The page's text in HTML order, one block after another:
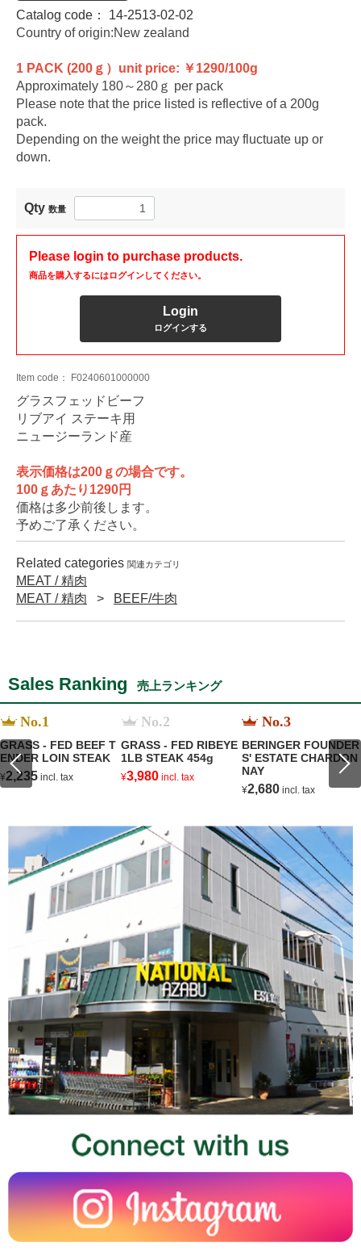
Catalog code： 14-2513-02-02
Country of origin:New zealand
1 PACK (200ｇ）unit price: ￥1290/100g
Approximately 180～280ｇ per pack
Please note that the price listed is reflective of a 200g
pack.
Depending on the weight the price may fluctuate up or
down.
Qty 数量
Please login to purchase products.
商品を購入するにはログインしてください。
Login
ログインする
Item code： F0240601000000
グラスフェッドビーフ
リブアイ ステーキ用
ニュージーランド産
表示価格は200ｇの場合です。
100ｇあたり1290円
価格は多少前後します。
予めご了承ください。
Related categories 関連カテゴリ
MEAT / 精肉
MEAT / 精肉
BEEF/牛肉
Sales Ranking 売上ランキング
No.1
GRASS - FED BEEF T
ENDER LOIN STEAK
¥2,235 incl. tax
No.2
GRASS - FED RIBEYE
1LB STEAK 454g
¥3,980 incl. tax
No.3
BERINGER FOUNDER
S' ESTATE CHARDON
NAY
¥2,680 incl. tax